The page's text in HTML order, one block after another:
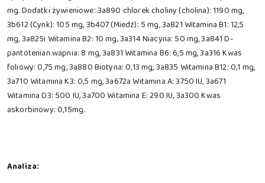
mg. Dodatki żywieniowe: 3a890 chlorek choliny (cholina): 1190 mg,
3b612 (Cynk): 105 mg, 3b407 (Miedź): 5 mg, 3a821 Witamina B1: 12,5
mg, 3a825i Witamina B2: 10 mg, 3a314 Niacyna: 50 mg, 3a841 D-
pantotenian wapnia: 8 mg, 3a831 Witamina B6: 6,5 mg, 3a316 Kwas
foliowy: 0,75 mg, 3a880 Biotyna: 0,13 mg, 3a835 Witamina B12: 0,1 mg,
3a710 Witamina K3: 0,5 mg, 3a672a Witamina A: 3750 IU, 3a671
Witamina D3: 500 IU, 3a700 Witamina E: 290 IU, 3a300 Kwas
askorbinowy: 0,15mg.
Analiza: